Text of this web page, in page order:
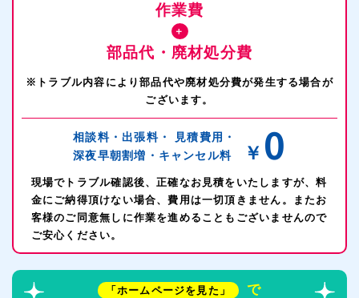
瀬戸市水道事業指定給水装置工事事業者
一宮市指定給水装置工事事業者
刈谷市水道指定給水装置工事事業者
江南市水道事業指定給水装置工事事業者
津島市指定給水装置工事事業者
小牧市水道事業指定給水装置工事事業 第139号
稲沢市水道事業指定給水装置工事事業
エリア（豊明市、日進市、三好市、東郷町、長久
手市）
作業費
＋
部品代・廃材処分費
※トラブル内容により部品代や廃材処分費が発生する場合が
ございます。
相談料・出張料・
見積費用・
深夜早朝割増・ キャンセル料 ￥ 0
現場でトラブル確認後、正確なお見積をいたしますが、料
金にご納得頂けない場合、費用は一切頂きません。またお
客様のご同意無しに作業を進めることもございませんので
ご安心ください。
「ホームページを見た」 で